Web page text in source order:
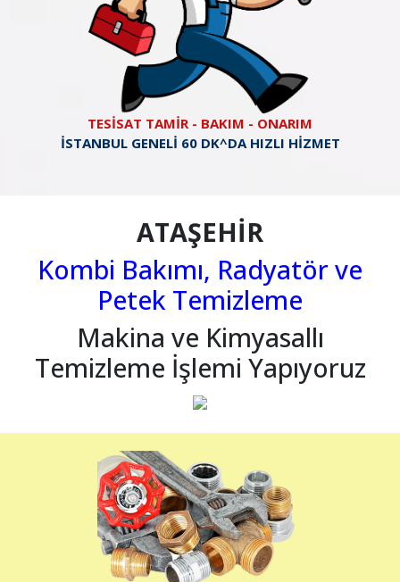
TESİSAT TAMİR - BAKIM - ONARIM
İSTANBUL GENELİ 60 DK^DA HIZLI HİZMET
ATAŞEHİR
Kombi Bakımı, Radyatör ve
Petek Temizleme
Makina ve Kimyasallı
Temizleme İşlemi Yapıyoruz